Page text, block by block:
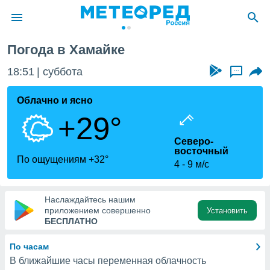
о
Вы можете
к этому
доступ
Погода в Хамайке
18:51 суббота ...
Облачно и ясно
+29°
По ощущениям +32°
Северо-
восточный
4
9 м/с
Наслаждайтесь нашим
приложением совершенно
БЕСПЛАТНО
Установить
По часам
В ближайшие часы переменная облачность